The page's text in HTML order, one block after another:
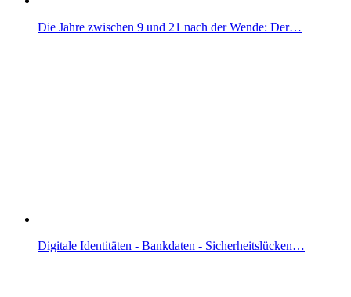
Die Jahre zwischen 9 und 21 nach der Wende: Der…
Digitale Identitäten - Bankdaten - Sicherheitslücken…